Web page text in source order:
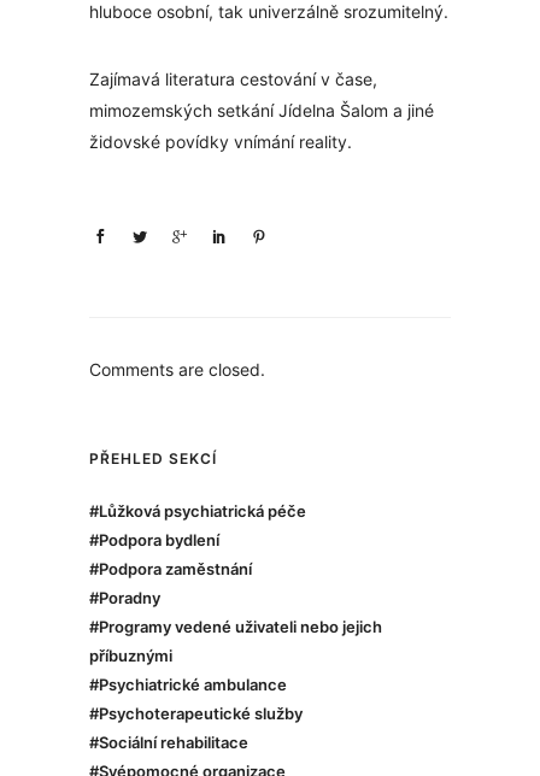
hluboce osobní, tak univerzálně srozumitelný.
Zajímavá literatura cestování v čase,
mimozemských setkání Jídelna Šalom a jiné
židovské povídky vnímání reality.
Comments are closed.
PŘEHLED SEKCÍ
#Lůžková psychiatrická péče
#Podpora bydlení
#Podpora zaměstnání
#Poradny
#Programy vedené uživateli nebo jejich
příbuznými
#Psychiatrické ambulance
#Psychoterapeutické služby
#Sociální rehabilitace
#Svépomocné organizace